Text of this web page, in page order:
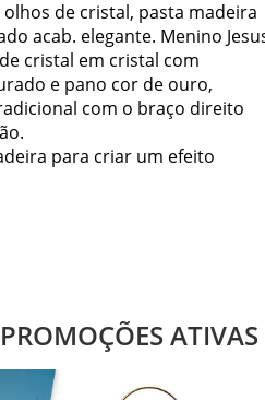
de cristal, pasta madeira
acab. elegante. Menino
cristal em cristal com
e pano cor de ouro,
com o braço direito
para criar um efeito
ATIVAS